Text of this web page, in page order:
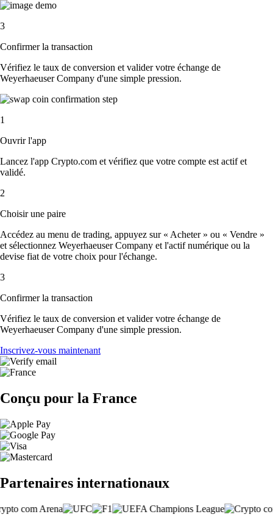
3
Confirmer la transaction
Vérifiez le taux de conversion et valider votre échange de
Weyerhaeuser Company d'une simple pression.
1
Ouvrir l'app
Lancez l'app Crypto.com et vérifiez que votre compte est actif et
validé.
2
Choisir une paire
Accédez au menu de trading, appuyez sur « Acheter » ou « Vendre »
et sélectionnez Weyerhaeuser Company et l'actif numérique ou la
devise fiat de votre choix pour l'échange.
3
Confirmer la transaction
Vérifiez le taux de conversion et valider votre échange de
Weyerhaeuser Company d'une simple pression.
Inscrivez-vous maintenant
Conçu pour la France
Partenaires internationaux